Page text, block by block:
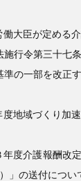
働大臣が定める
行令第三十七
の一部を改正
度地域づくり加
年度介護報酬改
」の送付につい